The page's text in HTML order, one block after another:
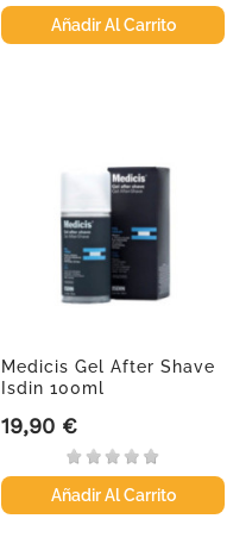
Añadir Al Carrito
Medicis Gel After Shave
Isdin 100ml
Precio
19,90 €
Añadir Al Carrito